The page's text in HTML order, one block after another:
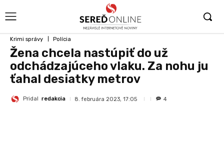
Krimi správy Polícia
Žena chcela nastúpiť do už
odchádzajúceho vlaku. Za nohu ju
ťahal desiatky metrov
Pridal redakcia 8. februára 2023, 17:05 4